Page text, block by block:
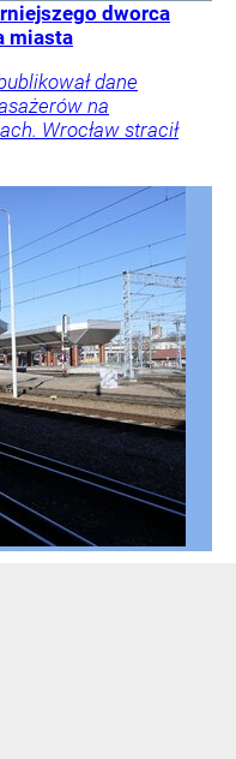
dworca
miasta
dane
na
Wrocław stracił